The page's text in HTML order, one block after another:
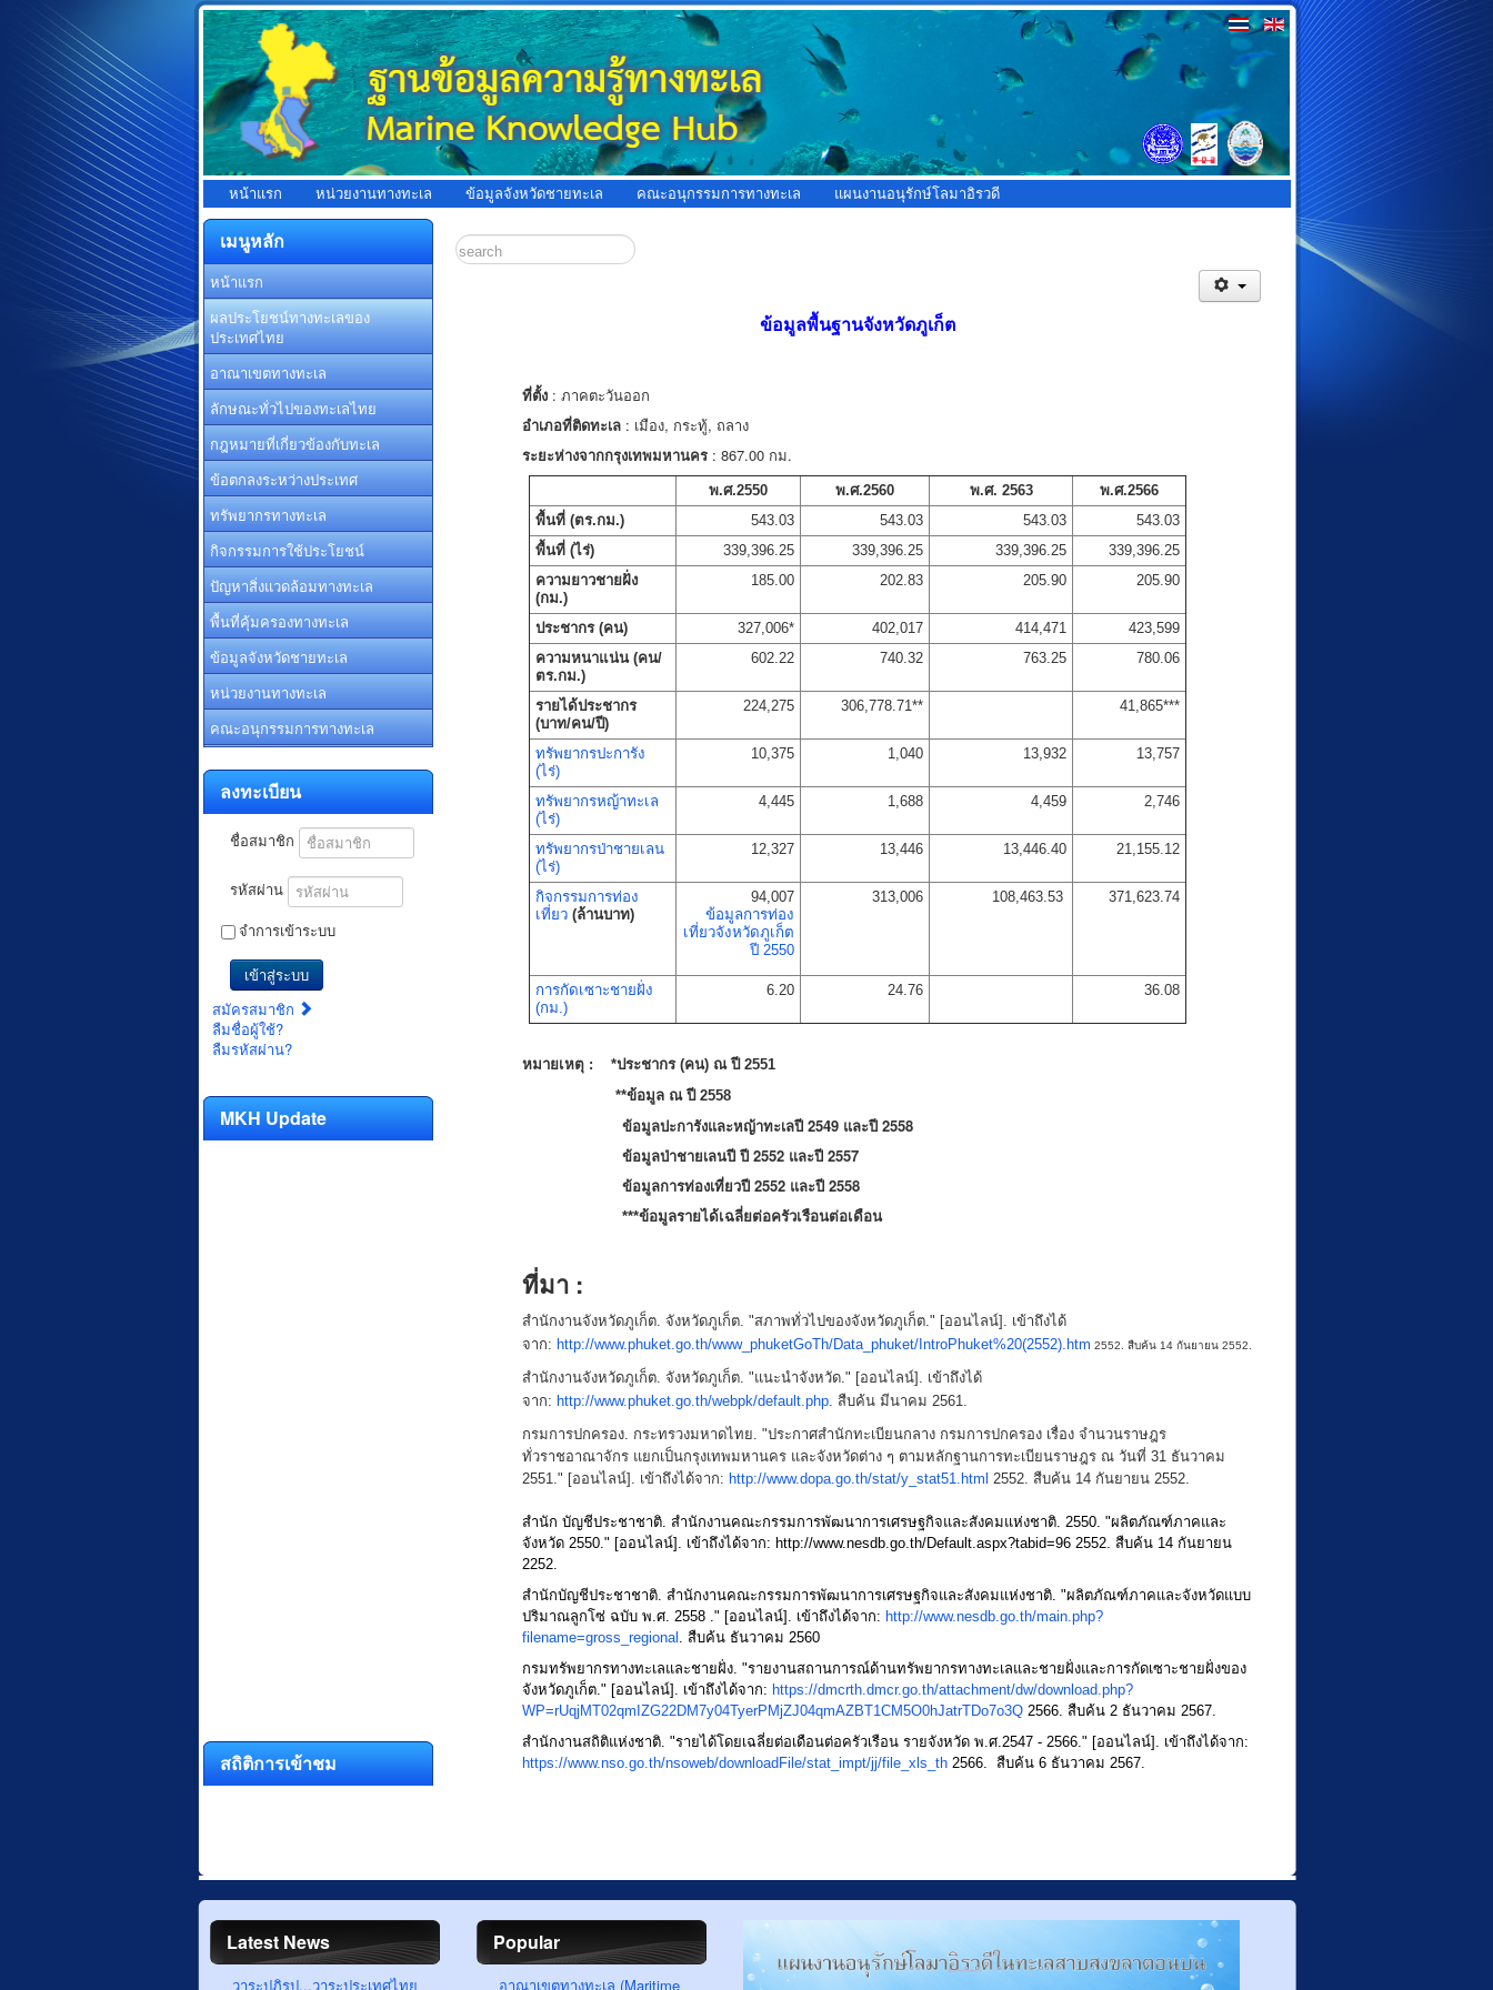
หน้าแรก หน่วยงานทางทะเล ข้อมูลจังหวัดชายทะเล คณะอนุกรรมการทางทะเล แผนงานอนุรักษ์โลมาอิรวดี
เมนูหลัก
หน้าแรก
ผลประโยชน์ทางทะเลของ
ประเทศไทย
อาณาเขตทางทะเล
ลักษณะทั่วไปของทะเลไทย
กฎหมายที่เกี่ยวข้องกับทะเล
ข้อตกลงระหว่างประเทศ
ทรัพยากรทางทะเล
กิจกรรมการใช้ประโยชน์
ปัญหาสิ่งแวดล้อมทางทะเล
พื้นที่คุ้มครองทางทะเล
ข้อมูลจังหวัดชายทะเล
หน่วยงานทางทะเล
คณะอนุกรรมการทางทะเล
ลงทะเบียน
ชื่อสมาชิก
รหัสผ่าน
จำการเข้าระบบ
เข้าสู่ระบบ
สมัครสมาชิก
ลืมชื่อผู้ใช้?
ลืมรหัสผ่าน?
MKH Update
สถิติการเข้าชม
ข้อมูลพื้นฐานจังหวัดภูเก็ต
ที่ตั้ง: ภาคตะวันออก
อำเภอที่ติดทะเล: เมือง, กระทู้, ถลาง
ระยะห่างจากกรุงเทพมหานคร: 867.00 กม.
พ.ศ.2550 พ.ศ.2560 พ.ศ. 2563
พ.ศ.2566
พื้นที่ (ตร.กม.)
543.03 543.03 543.03
543.03
พื้นที่ (ไร่)
339,396.25 339,396.25 339,396.25
339,396.25
ความยาวชายฝั่ง
(กม.)
185.00 202.83 205.90 205.90
ประชากร (คน) 327,006* 402,017 414,471
423,599
ความหนาแน่น (คน/
ตร.กม.)
602.22 740.32 763.25 780.06
รายได้ประชากร
(บาท/คน/ปี)
224,275 306,778.71** 41,865***
ทรัพยากรปะการัง
(ไร่)
10,375 1,040 13,932 13,757
ทรัพยากรหญ้าทะเล
(ไร่)
4,445 1,688 4,459 2,746
ทรัพยากรป่าชายเลน
(ไร่)
12,327 13,446 13,446.40 21,155.12
กิจกรรมการท่อง
เที่ยว (ล้านบาท)
94,007
ข้อมูลการท่อง
เที่ยวจังหวัดภูเก็ต
ปี 2550
313,006 108,463.53 371,623.74
การกัดเซาะชายฝั่ง
(กม.)
6.20 24.76 36.08
หมายเหตุ : *ประชากร (คน) ณ ปี 2551
**ข้อมูล ณ ปี 2558
ข้อมูลปะการังและหญ้าทะเลปี 2549 และปี 2558
ข้อมูลป่าชายเลนปี ปี 2552 และปี 2557
ข้อมูลการท่องเที่ยวปี 2552 และปี 2558
***ข้อมูลรายได้เฉลี่ยต่อครัวเรือนต่อเดือน
ที่มา :
สำนักงานจังหวัดภูเก็ต. จังหวัดภูเก็ต. "สภาพทั่วไปของจังหวัดภูเก็ต." [ออนไลน์]. เข้าถึงได้
จาก: http://www.phuket.go.th/www_phuketGoTh/Data_phuket/IntroPhuket%20(2552).htm 2552. สืบค้น 14 กันยายน 2552.
สำนักงานจังหวัดภูเก็ต. จังหวัดภูเก็ต. "แนะนำจังหวัด." [ออนไลน์]. เข้าถึงได้
จาก: http://www.phuket.go.th/webpk/default.php. สืบค้น มีนาคม 2561.
กรมการปกครอง. กระทรวงมหาดไทย. "ประกาศสำนักทะเบียนกลาง กรมการปกครอง เรื่อง จำนวนราษฎร
ทั่วราชอาณาจักร แยกเป็นกรุงเทพมหานคร และจังหวัดต่าง ๆ ตามหลักฐานการทะเบียนราษฎร ณ วันที่ 31 ธันวาคม
2551." [ออนไลน์]. เข้าถึงได้จาก: http://www.dopa.go.th/stat/y_stat51.html 2552. สืบค้น 14 กันยายน 2552.
สำนัก บัญชีประชาชาติ. สำนักงานคณะกรรมการพัฒนาการเศรษฐกิจและสังคมแห่งชาติ. 2550. "ผลิตภัณฑ์ภาคและ
จังหวัด 2550." [ออนไลน์]. เข้าถึงได้จาก: http://www.nesdb.go.th/Default.aspx?tabid=962552. สืบค้น 14 กันยายน
2252.
สำนักบัญชีประชาชาติ. สำนักงานคณะกรรมการพัฒนาการเศรษฐกิจและสังคมแห่งชาติ. "ผลิตภัณฑ์ภาคและจังหวัดแบบ
ปริมาณลูกโซ่ ฉบับ พ.ศ. 2558 ." [ออนไลน์]. เข้าถึงได้จาก: http://www.nesdb.go.th/main.php?
filename=gross_regional . สืบค้น ธันวาคม 2560
กรมทรัพยากรทางทะเลและชายฝั่ง. "รายงานสถานการณ์ด้านทรัพยากรทางทะเลและชายฝั่งและการกัดเซาะชายฝั่งของ
จังหวัดภูเก็ต." [ออนไลน์]. เข้าถึงได้จาก: https://dmcrth.dmcr.go.th/attachment/dw/download.php?
WP=rUqjMT02qmIZG22DM7y04TyerPMjZJ04qmAZBT1CM5O0hJatrTDo7o3Q2566. สืบค้น 2 ธันวาคม 2567.
สำนักงานสถิติแห่งชาติ. "รายได้โดยเฉลี่ยต่อเดือนต่อครัวเรือน รายจังหวัด พ.ศ.2547 - 2566." [ออนไลน์]. เข้าถึงได้จาก:
https://www.nso.go.th/nsoweb/downloadFile/stat_impt/jj/file_xls_th2566. สืบค้น 6 ธันวาคม 2567.
Latest News
วาระปฏิรูป...วาระประเทศไทย
Popular
อาณาเขตทางทะเล (Maritime